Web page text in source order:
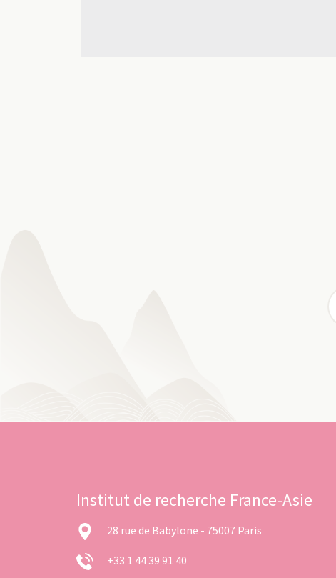
Institut de recherche France-Asie
28 rue de Babylone - 75007 Paris
+33 1 44 39 91 40